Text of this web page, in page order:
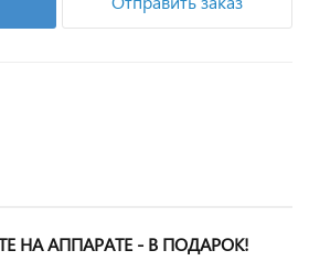
НА АППАРАТЕ - В ПОДАРОК!